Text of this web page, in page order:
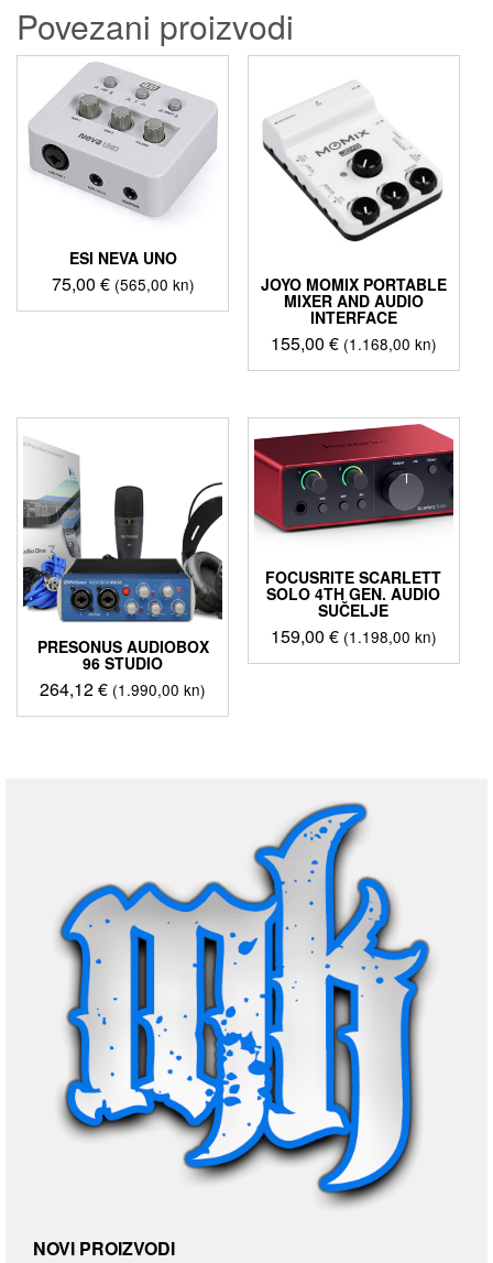
Povezani proizvodi
ESI NEVA UNO
75,00 € (565,00 kn) JOYO MOMIX PORTABLE
MIXER AND AUDIO
INTERFACE
155,00 € (1.168,00 kn)
PRESONUS AUDIOBOX
96 STUDIO
264,12€ (1.990,00 kn)
FOCUSRITE SCARLETT
SOLO 4TH GEN. AUDIO
SUČELJE
159,00 € (1.198,00 kn)
NOVI PROIZVODI